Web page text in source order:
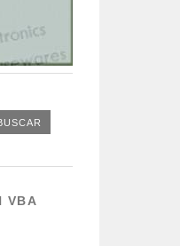
VBA